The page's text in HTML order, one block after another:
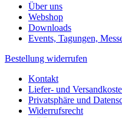
Über uns
Webshop
Downloads
Events, Tagungen,
Bestellung widerrufen
Kontakt
Liefer- und
Privatsphäre und
Widerrufsrecht